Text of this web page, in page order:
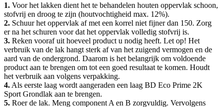
1. Voor het lakken dient het te behandelen houten oppervlak schoon,
stofvrij en droog te zijn (houtvochtigheid max. 12%).
2. Schuur het oppervlak af met een korrel niet fijner dan 150. Zorg
er na het schuren voor dat het oppervlak volledig stofvrij is.
3. Reken vooraf uit hoeveel product u nodig heeft. Let op! Het
verbruik van de lak hangt sterk af van het zuigend vermogen en de
aard van de ondergrond. Daarom is het belangrijk om voldoende
product aan te brengen om tot een goed resultaat te komen. Houdt
het verbruik aan volgens verpakking.
4. Als eerste laag wordt aangeraden een laag BD Eco Prime 2K
Sport Grondlak aan te brengen.
5. Roer de lak. Meng component A en B zorgvuldig. Vervolgens